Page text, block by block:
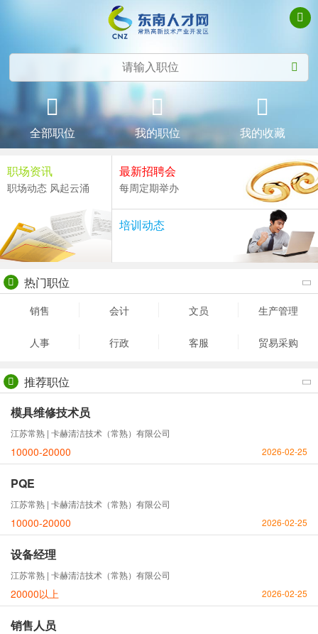
全部职位 我的职位 我的收藏
职场资讯
职场动态 风起云涌
最新招聘会
每周定期举办
培训动态
热门职位
销售 会计 文员 生产管理
人事 行政 客服 贸易采购
推荐职位
模具维修技术员
江苏常熟 | 卡赫清洁技术（常熟）有限公司
10000-20000 2026-02-25
PQE
江苏常熟 | 卡赫清洁技术（常熟）有限公司
10000-20000 2026-02-25
设备经理
江苏常熟 | 卡赫清洁技术（常熟）有限公司
20000以上 2026-02-25
销售人员